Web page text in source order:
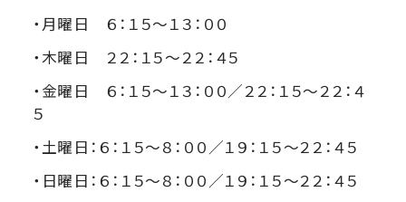
・月曜日 ６：１５～１３：００
・木曜日 ２２：１５～２２：４５
・金曜日 ６：１５～１３：００／２２：１５～２２：４
５
・土曜日：６：１５～８：００／１９：１５～２２：４５
・日曜日：６：１５～８：００／１９：１５～２２：４５